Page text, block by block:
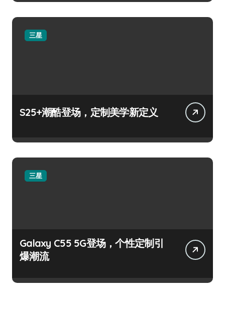
三星
S25+潮酷登场，定制美学新定义
三星
Galaxy C55 5G登场，个性定制引
爆潮流